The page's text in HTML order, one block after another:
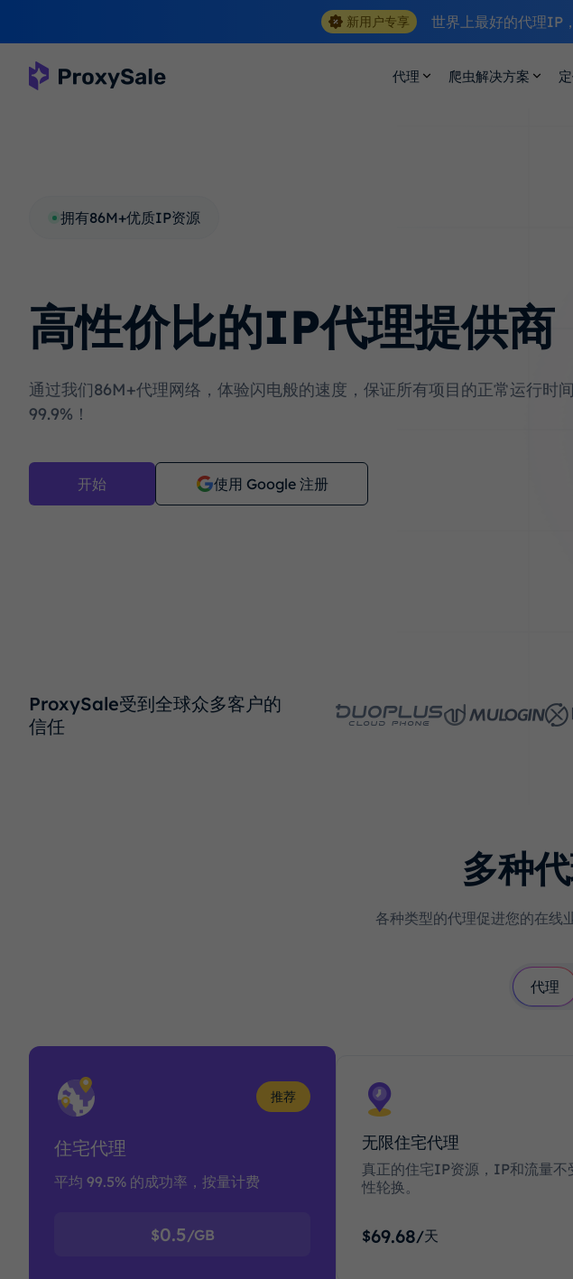
新用户专享 世界上最好的代理IP，
代理 爬虫解决方案
拥有86M+优质IP资源
高性价比的IP代理提供商
通过我们86M+代理网络，体验闪电般的速度，保证所有项目的正常运行时
99.9%！
开始 使用 Google 注册
ProxySale受到全球众多客户的
信任
多种
各种类型的代理促进您的在线
代理
推荐
住宅代理
平均 99.5% 的成功率，按量计费
$0.5 /GB
无限住宅代理
真正的住宅IP资源，IP和流量不
性轮换。
$69.68/天